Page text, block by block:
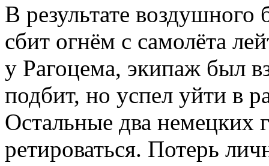
В результате
сбит огнём с самолёта
у Рагоцема, экипаж был
подбит, но успел уйти в
Остальные два немецких
ретироваться. Потерь